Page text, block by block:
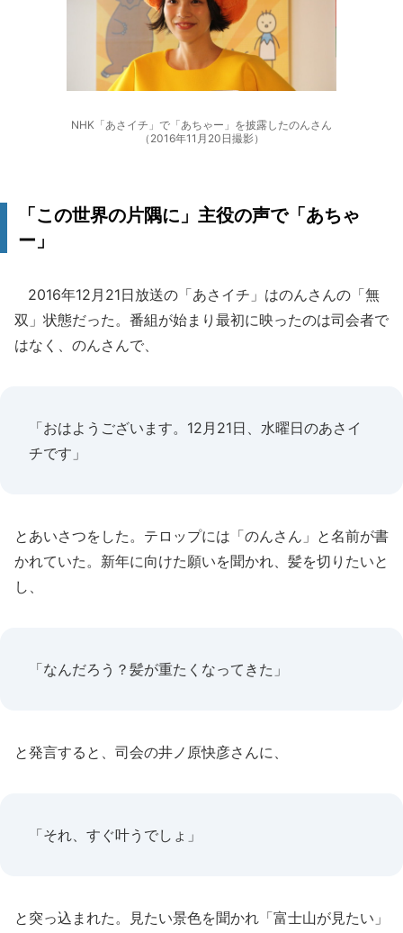
NHK「あさイチ」で「あちゃー」を披露したのんさん
（2016年11月20日撮影）
「この世界の片隅に」主役の声で「あちゃ
ー」
2016年12月21日放送の「あさイチ」はのんさんの「無
双」状態だった。番組が始まり最初に映ったのは司会者で
はなく、のんさんで、
「おはようございます。12月21日、水曜日のあさイ
チです」
とあいさつをした。テロップには「のんさん」と名前が書
かれていた。新年に向けた願いを聞かれ、髪を切りたいと
し、
「なんだろう？髪が重たくなってきた」
と発言すると、司会の井ノ原快彦さんに、
「それ、すぐ叶うでしょ」
と突っ込まれた。見たい景色を聞かれ「富士山が見たい」